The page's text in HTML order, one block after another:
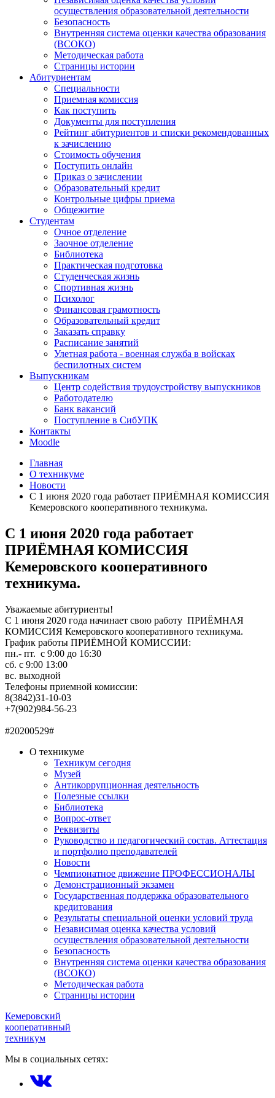
осуществления образовательной деятельности
Безопасность
Внутренняя система оценки качества образования
(ВСОКО)
Методическая работа
Страницы истории
Абитуриентам
Специальности
Приемная комиссия
Как поступить
Документы для поступления
Рейтинг абитуриентов и списки рекомендованных
к зачислению
Стоимость обучения
Поступить онлайн
Приказ о зачислении
Образовательный кредит
Контрольные цифры приема
Общежитие
Студентам
Очное отделение
Заочное отделение
Библиотека
Практическая подготовка
Студенческая жизнь
Спортивная жизнь
Психолог
Финансовая грамотность
Образовательный кредит
Заказать справку
Расписание занятий
Улетная работа - военная служба в войсках
беспилотных систем
Выпускникам
Центр содействия трудоустройству выпускников
Работодателю
Банк вакансий
Поступление в СибУПК
Контакты
Moodle
Главная
О техникуме
Новости
С 1 июня 2020 года работает ПРИЁМНАЯ КОМИССИЯ
Кемеровского кооперативного техникума.
С 1 июня 2020 года работает
ПРИЁМНАЯ КОМИССИЯ
Кемеровского кооперативного
техникума.
Уважаемые абитуриенты!
С 1 июня 2020 года начинает свою работу ПРИЁМНАЯ
КОМИССИЯ Кемеровского кооперативного техникума.
График работы ПРИЁМНОЙ КОМИССИИ:
пн.- пт. с 9:00 до 16:30
сб. с 9:00 13:00
вс. выходной
Телефоны приемной комиссии:
8(3842)31-10-03
+7(902)984-56-23
#20200529#
О техникуме
Техникум сегодня
Музей
Антикоррупционная деятельность
Полезные ссылки
Библиотека
Вопрос-ответ
Реквизиты
Руководство и педагогический состав. Аттестация
и портфолио преподавателей
Новости
Чемпионатное движение ПРОФЕССИОНАЛЫ
Демонстрационный экзамен
Государственная поддержка образовательного
кредитования
Результаты специальной оценки условий труда
Независимая оценка качества условий
осуществления образовательной деятельности
Безопасность
Внутренняя система оценки качества образования
(ВСОКО)
Методическая работа
Страницы истории
Кемеровский
кооперативный
техникум
Мы в социальных сетях: